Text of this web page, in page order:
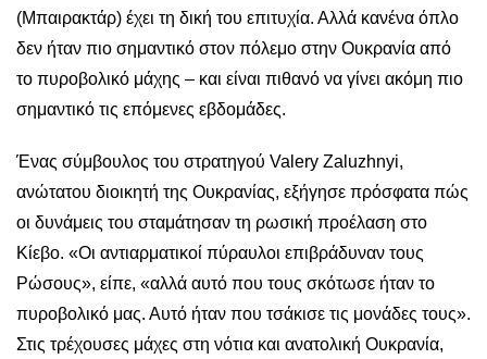
(Μπαιρακτάρ) έχει τη δική του επιτυχία. Αλλά κανένα όπλο
δεν ήταν πιο σημαντικό στον πόλεμο στην Ουκρανία από
το πυροβολικό μάχης – και είναι πιθανό να γίνει ακόμη πιο
σημαντικό τις επόμενες εβδομάδες.
Ένας σύμβουλος του στρατηγού Valery Zaluzhnyi,
ανώτατου διοικητή της Ουκρανίας, εξήγησε πρόσφατα πώς
οι δυνάμεις του σταμάτησαν τη ρωσική προέλαση στο
Κίεβο. «Οι αντιαρματικοί πύραυλοι επιβράδυναν τους
Ρώσους», είπε, «αλλά αυτό που τους σκότωσε ήταν το
πυροβολικό μας. Αυτό ήταν που τσάκισε τις μονάδες τους».
Στις τρέχουσες μάχες στη νότια και ανατολική Ουκρανία,